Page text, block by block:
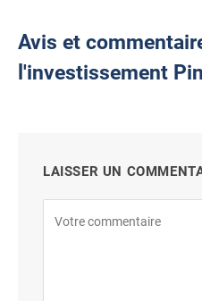
Avis et
l'investissement
LAISSER UN